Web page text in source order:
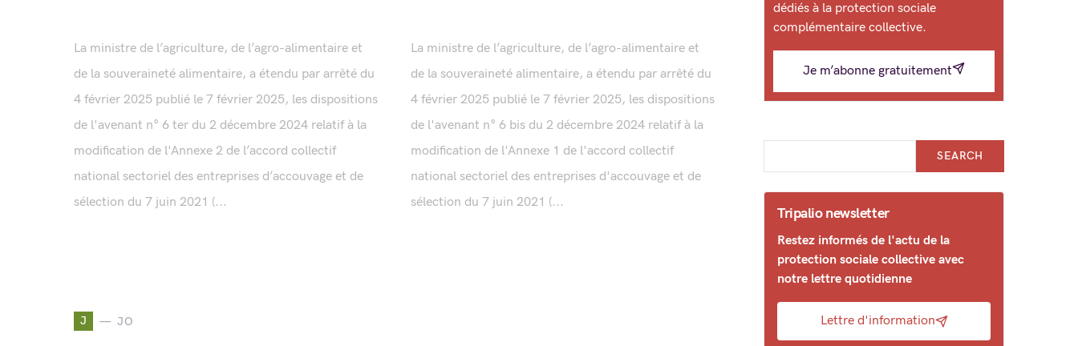
La ministre de l’agriculture, de l’agro-alimentaire et
de la souveraineté alimentaire, a étendu par arrêté du
4 février 2025 publié le 7 février 2025, les dispositions
de l'avenant n° 6 ter du 2 décembre 2024 relatif à la
modification de l'Annexe 2 de l’accord collectif
national sectoriel des entreprises d’accouvage et de
sélection du 7 juin 2021 (...
La ministre de l’agriculture, de l’agro-alimentaire et
de la souveraineté alimentaire, a étendu par arrêté du
4 février 2025 publié le 7 février 2025, les dispositions
de l'avenant n° 6 bis du 2 décembre 2024 relatif à la
modification de l'Annexe 1 de l'accord collectif
national sectoriel des entreprises d'accouvage et de
sélection du 7 juin 2021 (...
J JO
dédiés à la protection sociale
complémentaire collective.
Je m’abonne gratuitement
SEARCH
Tripalio newsletter
Restez informés de l'actu de la
protection sociale collective avec
notre lettre quotidienne
Lettre d'information